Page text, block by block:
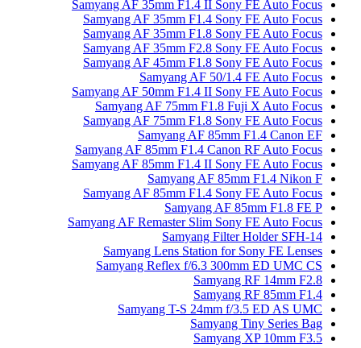
Samyang AF 35mm F1.4
Samyang AF 35mm
Samyang AF 35mm
Samyang AF 35mm
Samyang AF 45mm
Samyang
Samyang AF 50mm F1.4
Samyang AF 75mm
Samyang AF 75mm
Samyang AF
Samyang AF 85mm F1.4
Samyang AF 85mm F1.4
Samyang
Samyang AF 85mm
Samyang AF Remaster
Samyang Lens
Samyang Reflex f/
Samyang T-S